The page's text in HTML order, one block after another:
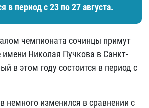
в период с 23 по 27 августа.
чемпионата сочинцы примут
имени Николая Пучкова в Санкт-
в этом году состоится в период с
немного изменился в сравнении с